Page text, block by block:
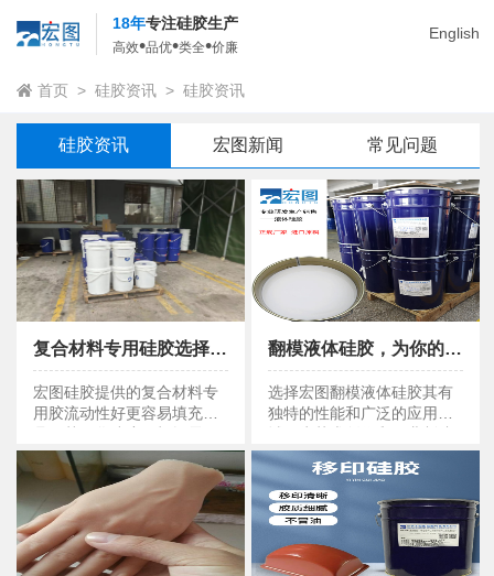
English
18年专注硅胶生产
高效•品优•类全•价廉
首页 > 硅胶资讯 > 硅胶资讯
硅胶资讯 宏图新闻 常见问题
复合材料专用硅胶选择有妙招，速来围观！
复合材料专用硅胶选择有妙招，速来围观！
宏图硅胶提供的复合材料专
用胶流动性好更容易填充模
调配，有利于控制加工周期
和成品质量。
翻模液体硅胶，为你的翻模作品注入灵魂！
翻模液体硅胶，为你的翻模作品注入灵魂！
选择宏图翻模液体硅胶其有
独特的性能和广泛的应用领
注入了新的活力。